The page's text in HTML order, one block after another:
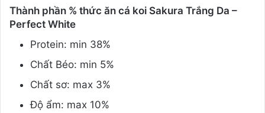
Thành phần % thức ăn cá koi Sakura Trắng Da –
Perfect White
Protein: min 38%
Chất Béo: min 5%
Chất sơ: max 3%
Độ ẩm: max 10%